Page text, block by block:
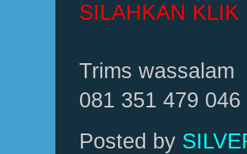
SILAHKAN KLIK
Trims wassalam
081 351 479 046
Posted by